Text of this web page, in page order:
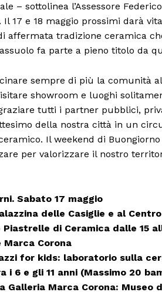
– sottolinea l’Assessore
17 e 18 maggio prossimi darà
affermata tradizione ceramica
fa parte a pieno titolo da
sempre di più la comunità
showroom e luoghi
tutti i partner pubblici,
della nostra città in un
Il weekend di
per valorizzare il nostro
Sabato 17 maggio
delle Casiglie e al
di Ceramica dalle 15
Marca Corona
for kids: laboratorio sulla
i 6 e gli 11 anni (Massimo 20
Galleria Marca Corona: Museo